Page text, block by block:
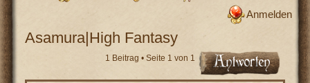
Anmelden
Asamura|High Fantasy
1 Beitrag • Seite 1 von 1